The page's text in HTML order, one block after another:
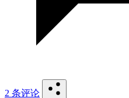
2 条评论